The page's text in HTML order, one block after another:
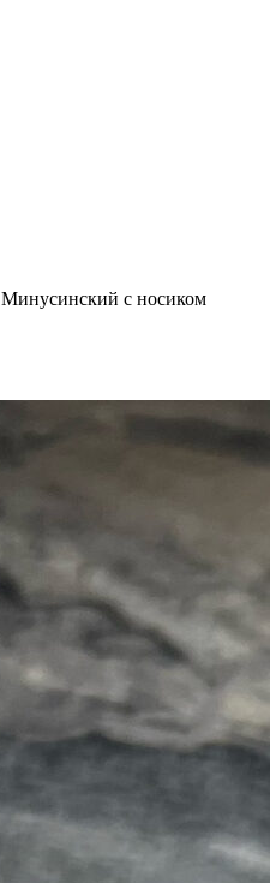
Минусинский с носиком